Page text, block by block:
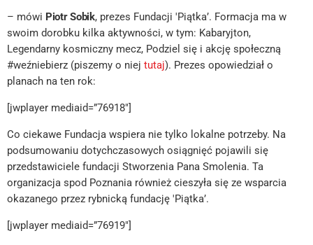
– mówi Piotr Sobik, prezes Fundacji 'Piątka’. Formacja ma w
swoim dorobku kilka aktywności, w tym: Kabaryjton,
Legendarny kosmiczny mecz, Podziel się i akcję społeczną
#weźniebierz (piszemy o niej tutaj). Prezes opowiedział o
planach na ten rok:
[jwplayer mediaid=”76918″]
Co ciekawe Fundacja wspiera nie tylko lokalne potrzeby. Na
podsumowaniu dotychczasowych osiągnięć pojawili się
przedstawiciele fundacji Stworzenia Pana Smolenia. Ta
organizacja spod Poznania również cieszyła się ze wsparcia
okazanego przez rybnicką fundację 'Piątka’.
[jwplayer mediaid=”76919″]